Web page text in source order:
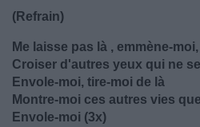
(Refrain)
Me laisse pas là , emmène-
Croiser d'autres yeux qui ne
Envole-moi, tire-moi de là
Montre-moi ces autres vies
Envole-moi (3x)